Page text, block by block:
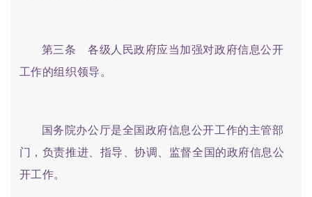
第三条 各级人民政府应当加强对政府信息公开
工作的组织领导。
国务院办公厅是全国政府信息公开工作的主管部
门，负责推进、指导、协调、监督全国的政府信息公
开工作。